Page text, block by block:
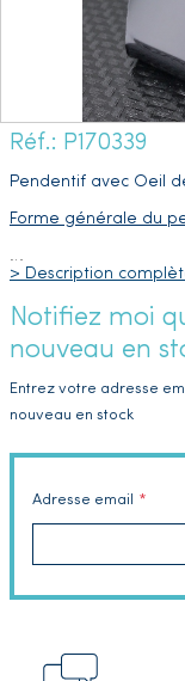
Réf.: P170339
Pendentif avec Oeil
Forme générale du
…
> Description
Notifiez moi
nouveau en
Entrez votre adresse
nouveau en stock
Adresse email